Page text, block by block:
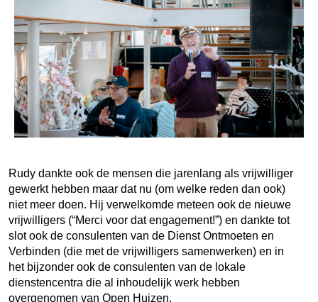
Rudy dankte ook de mensen die jarenlang als vrijwilliger
gewerkt hebben maar dat nu (om welke reden dan ook)
niet meer doen. Hij verwelkomde meteen ook de nieuwe
vrijwilligers (“Merci voor dat engagement!”) en dankte tot
slot ook de consulenten van de Dienst Ontmoeten en
Verbinden (die met de vrijwilligers samenwerken) en in
het bijzonder ook de consulenten van de lokale
dienstencentra die al inhoudelijk werk hebben
overgenomen van Open Huizen.